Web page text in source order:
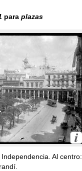
para plazas
Independencia. Al centro: